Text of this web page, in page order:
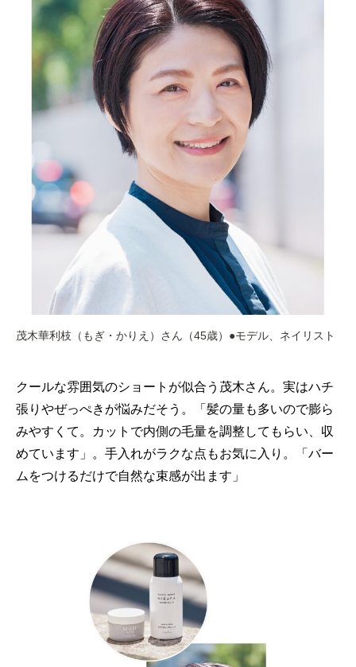
茂木華利枝（もぎ・かりえ）さん（45歳）●モデル、ネイリスト
クールな雰囲気のショートが似合う茂木さん。実はハチ
張りやぜっぺきが悩みだそう。「髪の量も多いので膨ら
みやすくて。カットで内側の毛量を調整してもらい、収
めています」。手入れがラクな点もお気に入り。「バー
ムをつけるだけで自然な束感が出ます」